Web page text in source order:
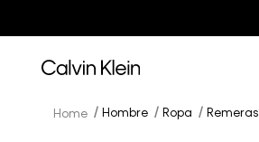
Hombre Ropa Remeras